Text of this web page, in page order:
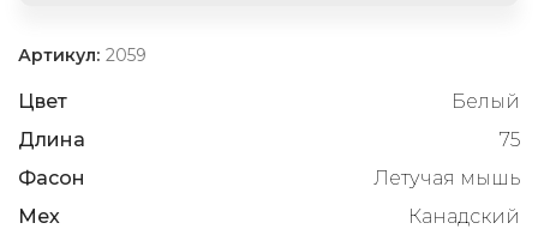
Артикул: 2059
Цвет
Белый
Длина
75
Фасон
Летучая мышь
Мех
Канадский